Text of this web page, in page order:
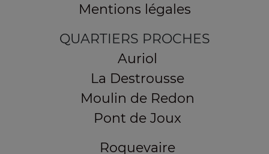
Mentions légales
QUARTIERS PROCHES
Auriol
La Destrousse
Moulin de Redon
Pont de Joux
Roquevaire